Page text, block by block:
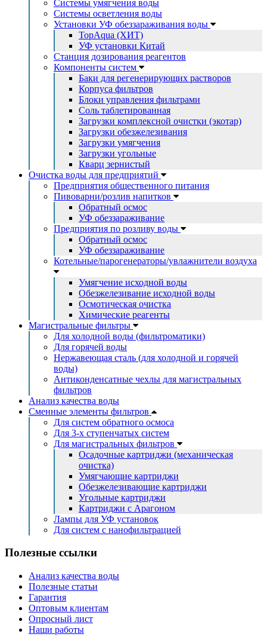
Системы умягчения воды
Системы осветления воды
Установки УФ обеззараживания воды
TopAqua (ХИТ)
УФ установки Китай
Станция дозирования реагентов
Компоненты систем
Баки для регенерирующих растворов
Корпуса фильтров
Блоки управления фильтрами
Соль таблетированная
Загрузки комплексной очистки (экотар)
Загрузки обезжелезивания
Загрузки умягчения
Загрузки угольные
Кварц зернистый
Очистка воды для предприятий
Предприятия общественного питания
Пивоварни/розлив напитков
Обратный осмос
УФ обеззараживание
Предприятия по розливу воды
Обратный осмос
УФ обеззараживание
Котельные/парогенераторы/увлажнители воздуха
Умягчение исходной воды
Обезжелезивание исходной воды
Осмотическая очистка
Химические реагенты
Магистральные фильтры
Для холодной воды (фильтроматики)
Для горячей воды
Нержавеющая сталь (для холодной и горячей
воды)
Антиконденсатные чехлы для магистральных
фильтров
Анализ качества воды
Сменные элементы фильтров
Для систем обратного осмоса
Для 3-х ступенчатых систем
Для магистральных фильтров
Осадочные картриджи (механическая
очистка)
Умягчающие картриджи
Обезжелезивающие картриджи
Угольные картриджи
Картриджи с Арагоном
Лампы для УФ установок
Для систем с нанофильтрацией
Полезные ссылки
Анализ качества воды
Полезные статьи
Гарантия
Оптовым клиентам
Опросный лист
Наши работы